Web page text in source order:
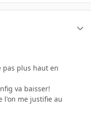
pas plus haut en
va baisser!
l'on me justifie au